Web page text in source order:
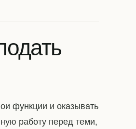
функции и оказывать
работу перед теми,